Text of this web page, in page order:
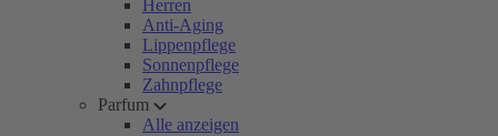
Herren
Anti-Aging
Lippenpflege
Sonnenpflege
Zahnpflege
Parfum
Alle anzeigen